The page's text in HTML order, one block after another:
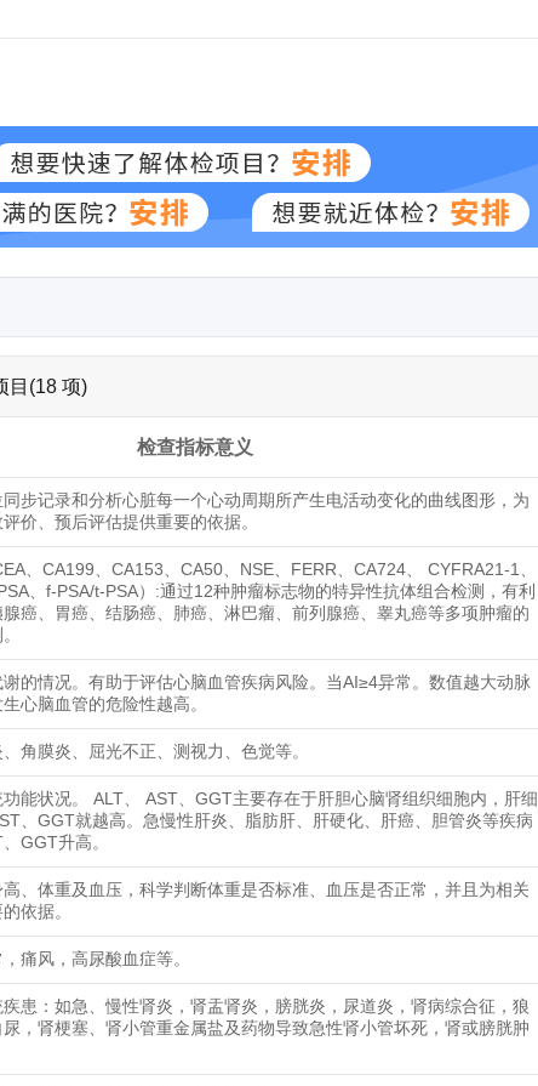
目(18 项)
检查指标意义
步记录和分析心脏每一个心动周期所产生电活动变化的曲线图形，为
价、预后评估提供重要的依据。
、CA199、CA153、CA50、NSE、FERR、CA724、 CYFRA21-1、
、f-PSA/t-PSA）:通过12种肿瘤标志物的特异性抗体组合检测，有利
癌、胃癌、结肠癌、肺癌、淋巴瘤、前列腺癌、睾丸癌等多项肿瘤的
的情况。有助于评估心脑血管疾病风险。当AI≥4异常。数值越大动脉
心脑血管的危险性越高。
角膜炎、屈光不正、测视力、色觉等。
能状况。 ALT、 AST、GGT主要存在于肝胆心脑肾组织细胞内，肝细
、GGT就越高。急慢性肝炎、脂肪肝、肝硬化、肝癌、胆管炎等疾病
GGT升高。
、体重及血压，科学判断体重是否标准、血压是否正常，并且为相关
依据。
痛风，高尿酸血症等。
患：如急、慢性肾炎，肾盂肾炎，膀胱炎，尿道炎，肾病综合征，狼
，肾梗塞、肾小管重金属盐及药物导致急性肾小管坏死，肾或膀胱肿